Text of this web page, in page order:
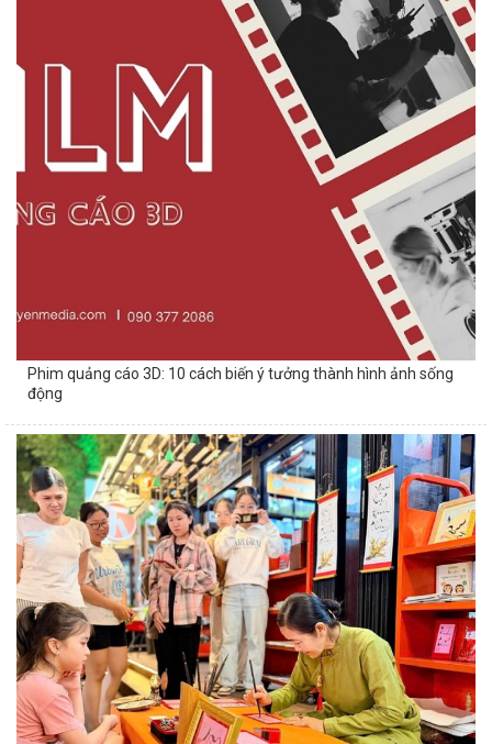
Phim quảng cáo 3D: 10 cách biến ý tưởng thành hình ảnh sống
động